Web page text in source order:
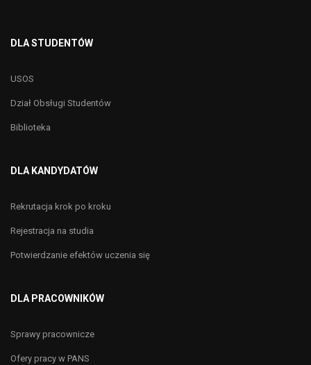
DLA STUDENTÓW
USOS
Dział Obsługi Studentów
Biblioteka
DLA KANDYDATÓW
Rekrutacja krok po kroku
Rejestracja na studia
Potwierdzanie efektów uczenia się
DLA PRACOWNIKÓW
Sprawy pracownicze
Ofery pracy w PANS